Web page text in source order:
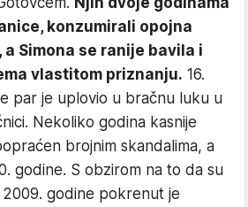
konzumirali opojna
Simona se ranije bavila i
vlastitom priznanju. 16.
par je uplovio u bračnu luku u
Nekoliko godina kasnije
brojnim skandalima, a
godine. S obzirom na to da su
godine pokrenut je